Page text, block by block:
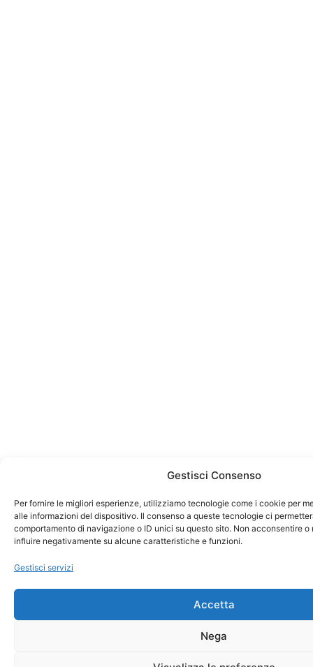
Gestisci Consenso
Per fornire le migliori esperienze, utilizziamo tecnologie come i cookie per
alle informazioni del dispositivo. Il consenso a queste tecnologie ci
comportamento di navigazione o ID unici su questo sito. Non acconsentire o
influire negativamente su alcune caratteristiche e funzioni.
Gestisci servizi
Accetta
Nega